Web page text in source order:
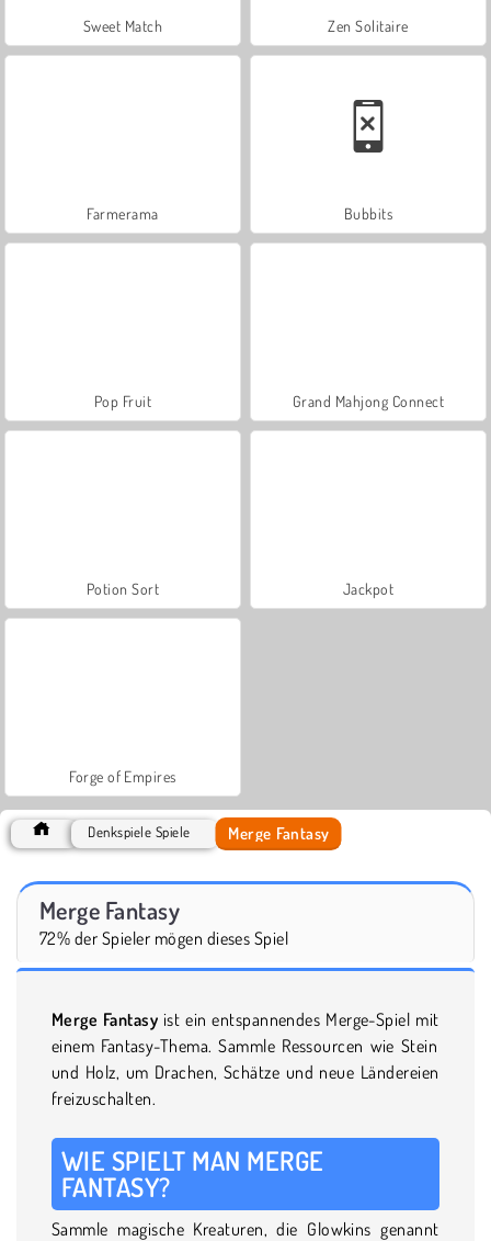
Sweet Match Zen Solitaire
Farmerama Bubbits
Pop Fruit Grand Mahjong Connect
Potion Sort Jackpot
Forge of Empires
Denkspiele Spiele Merge Fantasy
Merge Fantasy
72% der Spieler mögen dieses Spiel
Merge Fantasy ist ein entspannendes Merge-Spiel mit
einem Fantasy-Thema. Sammle Ressourcen wie Stein
und Holz, um Drachen, Schätze und neue Ländereien
freizuschalten.
WIE SPIELT MAN MERGE
FANTASY?
Sammle magische Kreaturen, die Glowkins genannt